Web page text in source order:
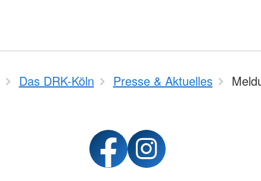
Das DRK-Köln Presse & Aktuelles